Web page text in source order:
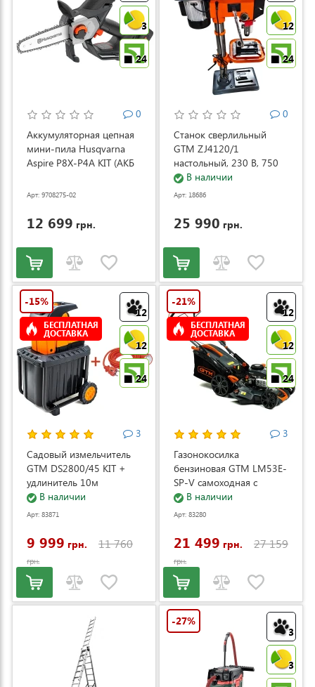
3
24
0
Аккумуляторная цепная
мини-пила Husqvarna
Aspire P8X-P4A KIT (АКБ
Арт: 9708275-02
12 699 грн.
12
24
0
Станок сверлильный
GTM ZJ4120/1
настольный, 230 В, 750
Вт (ZJ4120/1)
В наличии
Арт: 18686
25 990 грн.
12
12
24
-15%
БЕСПЛАТНАЯ
ДОСТАВКА
3
Садовый измельчитель
GTM DS2800/45 KIT +
удлинитель 10м
(DS2800/45_KIT+ext.cord)
В наличии
Арт: 83871
9 999 грн. 11 760
грн.
12
12
24
-21%
БЕСПЛАТНАЯ
ДОСТАВКА
3
Газонокосилка
бензиновая GTM LM53E-
SP-V самоходная с
электростартером и
регулировкой скорости
В наличии
Арт: 83280
21 499 грн. 27 159
грн.
3
3
-27%